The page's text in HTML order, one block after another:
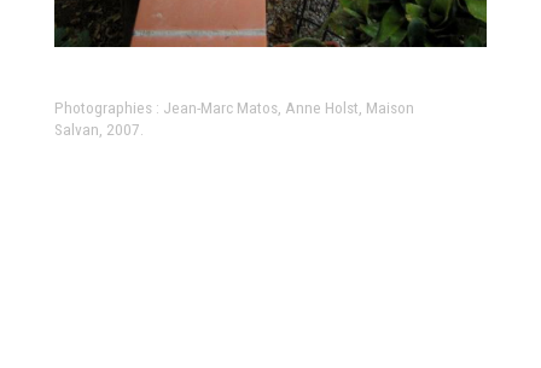
Photographies : Jean-Marc Matos, Anne Holst, Maison
Salvan, 2007.